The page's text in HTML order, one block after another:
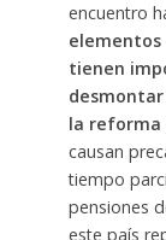
encuentro
tienen
la reforma
causan
tiempo
pensiones
este país